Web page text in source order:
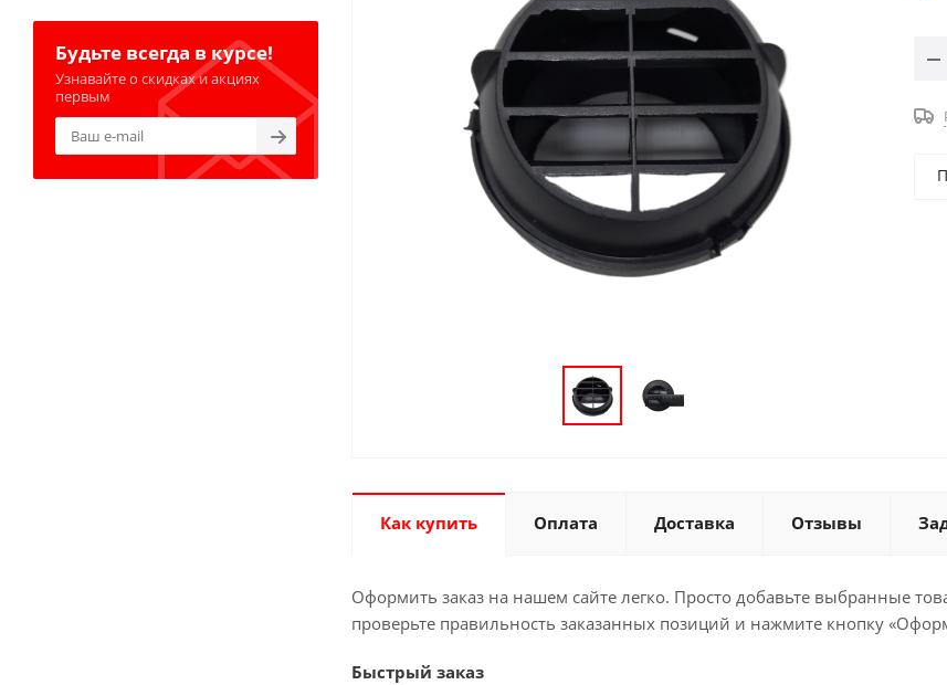
Как купить Оплата Доставка Отзывы
Оформить заказ на нашем сайте легко. Просто добавьте выбранные
проверьте правильность заказанных позиций и нажмите кнопку
Быстрый заказ
Будьте всегда в курсе!
Узнавайте о скидках и акциях
первым